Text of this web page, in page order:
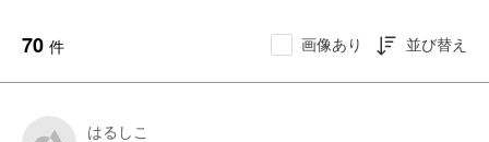
70 件 画像あり 並び替え
はるしこ